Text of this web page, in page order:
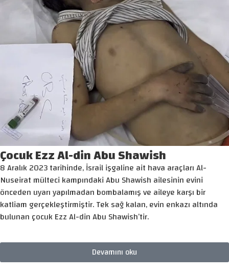
Çocuk Ezz Al-din Abu Shawish
8 Aralık 2023 tarihinde, İsrail işgaline ait hava araçları Al-
Nuseirat mülteci kampındaki Abu Shawish ailesinin evini
önceden uyarı yapılmadan bombalamış ve aileye karşı bir
katliam gerçekleştirmiştir. Tek sağ kalan, evin enkazı altında
bulunan çocuk Ezz Al-din Abu Shawish’tir.
Devamını oku